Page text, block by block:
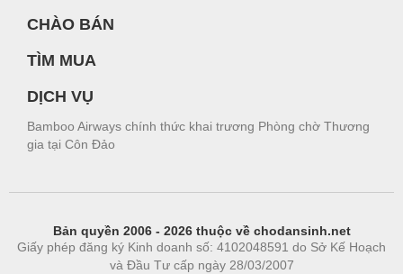
CHÀO BÁN
TÌM MUA
DỊCH VỤ
Bamboo Airways chính thức khai trương Phòng chờ Thương
gia tại Côn Đảo
Bản quyền 2006 - 2026 thuộc về chodansinh.net
Giấy phép đăng ký Kinh doanh số: 4102048591 do Sở Kế Hoạch
và Đầu Tư cấp ngày 28/03/2007